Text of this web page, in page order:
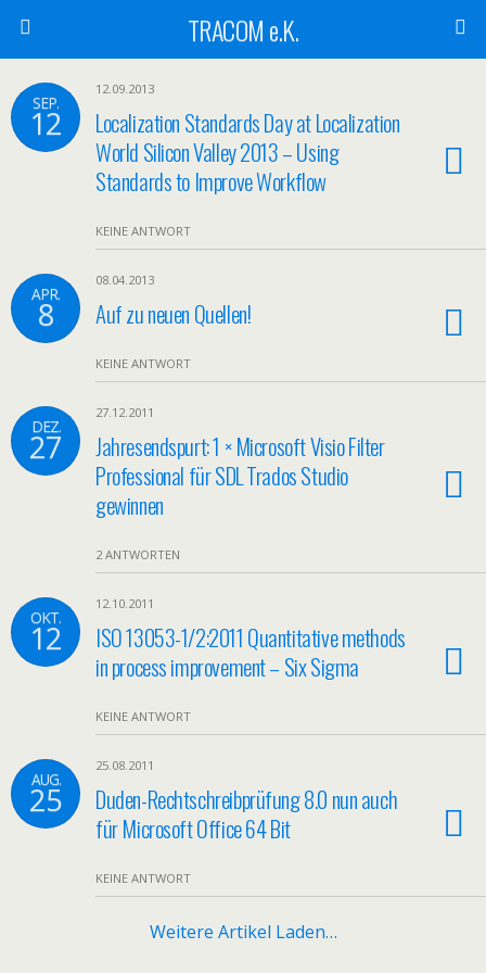
TRACOM e.K.
SEP.
12
12.09.2013
Localization Standards Day at Localization
World Silicon Valley 2013 – Using
Standards to Improve Workflow
KEINE ANTWORT
APR.
8
08.04.2013
Auf zu neuen Quellen!
KEINE ANTWORT
DEZ.
27
27.12.2011
Jahresendspurt: 1 × Microsoft Visio Filter
Professional für SDL Trados Studio
gewinnen
2 ANTWORTEN
OKT.
12
12.10.2011
ISO 13053-1/2:2011 Quantitative methods
in process improvement – Six Sigma
KEINE ANTWORT
AUG.
25
25.08.2011
Duden-Rechtschreibprüfung 8.0 nun auch
für Microsoft Office 64 Bit
KEINE ANTWORT
Weitere Artikel Laden…